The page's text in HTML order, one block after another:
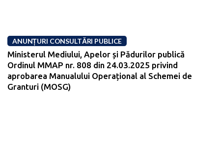
ANUNȚURI CONSULTĂRI PUBLICE
Ministerul Mediului, Apelor și Pădurilor publică
Ordinul MMAP nr. 808 din 24.03.2025 privind
aprobarea Manualului Operațional al Schemei de
Granturi (MOSG)